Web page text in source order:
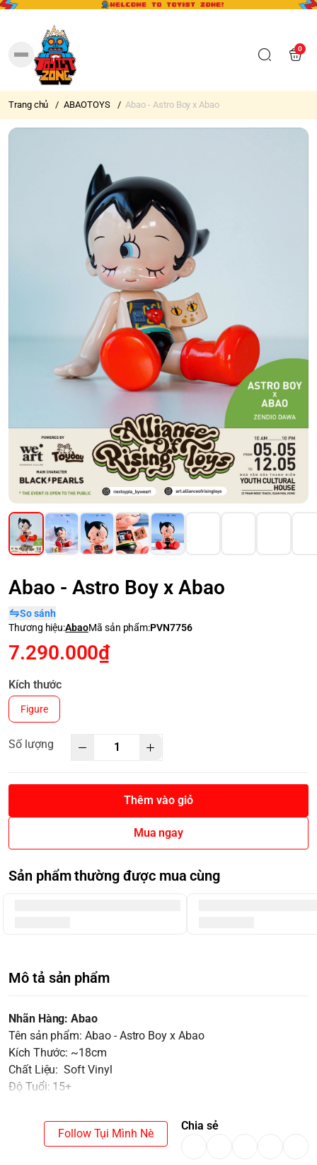
0
Trang chủ / ABAOTOYS / Abao - Astro Boy x Abao
Abao - Astro Boy x Abao
So sánh
Thương hiệu:AbaoMã sản phẩm:PVN7756
7.290.000₫
Kích thước
Figure
Số lượng
Thêm vào giỏ
Mua ngay
Sản phẩm thường được mua cùng
Mô tả sản phẩm
Nhãn Hàng: Abao
Tên sản phẩm: Abao - Astro Boy x Abao
Kích Thước: ~18cm
Chất Liệu: Soft Vinyl
Độ Tuổi: 15+
Follow Tụi Mình Nè
Chia sẻ